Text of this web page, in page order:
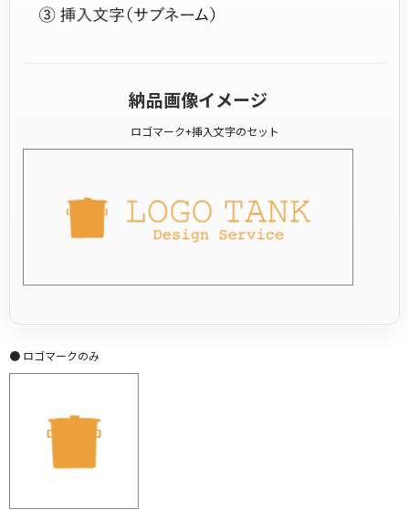
納品画像イメージ
ロゴマーク+挿入文字のセット
● ロゴマークのみ